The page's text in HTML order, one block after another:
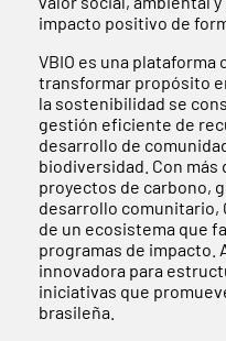
impacto positivo de
VBIO es una plataforma
transformar propósito
la sostenibilidad se
gestión eficiente de
desarrollo de
biodiversidad. Con más
proyectos de carbono,
desarrollo comunitario,
de un ecosistema que
programas de impacto.
innovadora para
iniciativas que
brasileña.